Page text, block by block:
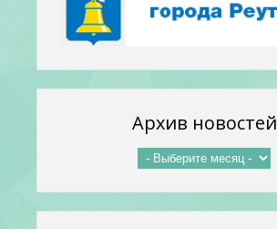
Архив новостей